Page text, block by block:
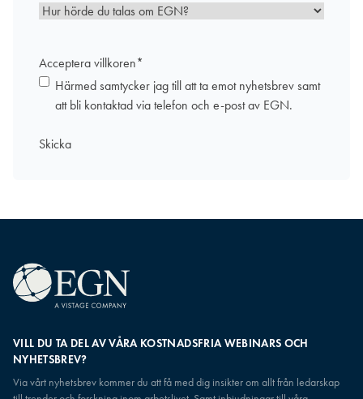
Acceptera villkoren*
Härmed samtycker jag till att ta emot nyhetsbrev samt
att bli kontaktad via telefon och e-post av EGN.
VILL DU TA DEL AV VÅRA KOSTNADSFRIA WEBINARS OCH
NYHETSBREV?
Via vårt nyhetsbrev kommer du att få med dig insikter om allt från ledarskap